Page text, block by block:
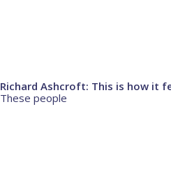
Richard Ashcroft: This is how it
These people